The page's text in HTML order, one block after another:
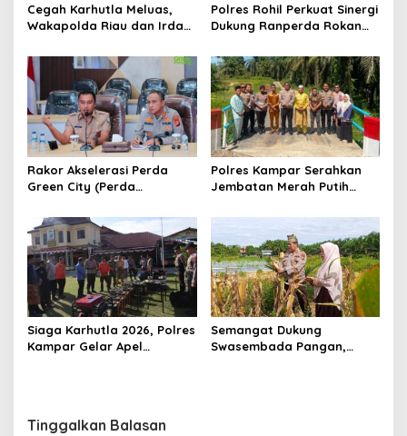
s
Cegah Karhutla Meluas,
Wakapolda Riau dan Irdam
Padamkan Api di Pasir
Limau Kapas
Polres Rohil Perkuat Sinergi
Dukung Ranperda Rokan
Berkelanjutan
Rakor Akselerasi Perda
Green City (Perda
Pekanbaru Bersama Dinas
Lingkungan Hidup Kota
Pekanbaru dan Tim Pakar
Polres Kampar Serahkan
Jembatan Merah Putih
Warga Pulau Jambu Kuok
Siaga Karhutla 2026, Polres
Kampar Gelar Apel
Semangat Dukung
Swasembada Pangan,
Tinggalkan Balasan